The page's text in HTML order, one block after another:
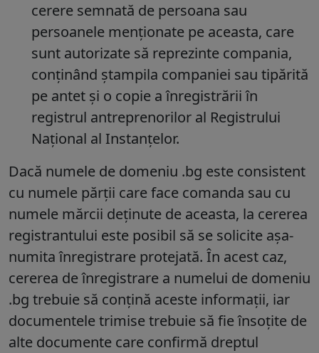
cerere semnată de persoana sau
persoanele menționate pe aceasta, care
sunt autorizate să reprezinte compania,
conținând ștampila companiei sau tipărită
pe antet și o copie a înregistrării în
registrul antreprenorilor al Registrului
Național al Instanțelor.
Dacă numele de domeniu .bg este consistent
cu numele părții care face comanda sau cu
numele mărcii deținute de aceasta, la cererea
registrantului este posibil să se solicite așa-
numita înregistrare protejată. În acest caz,
cererea de înregistrare a numelui de domeniu
.bg trebuie să conțină aceste informații, iar
documentele trimise trebuie să fie însoțite de
alte documente care confirmă dreptul